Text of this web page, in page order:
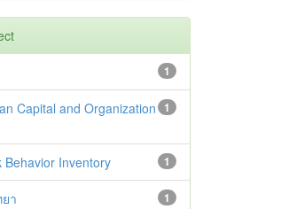
1
1
Capital and Organization
1
Behavior Inventory
1
า